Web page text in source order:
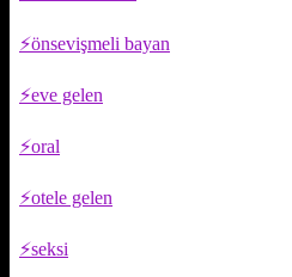
önsevişmeli bayan
eve gelen
oral
otele gelen
seksi